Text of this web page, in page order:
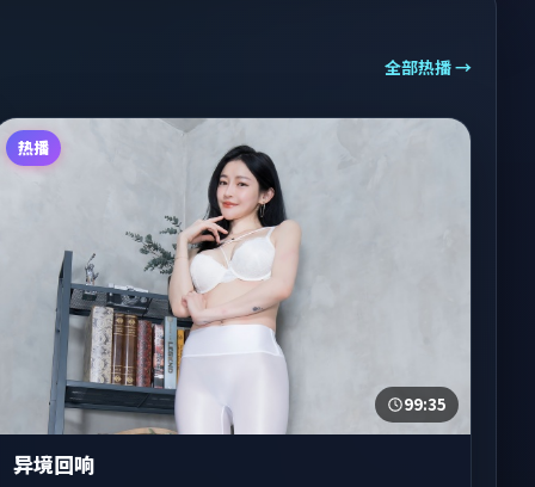
全部热播 →
热播
99:35
异境回响